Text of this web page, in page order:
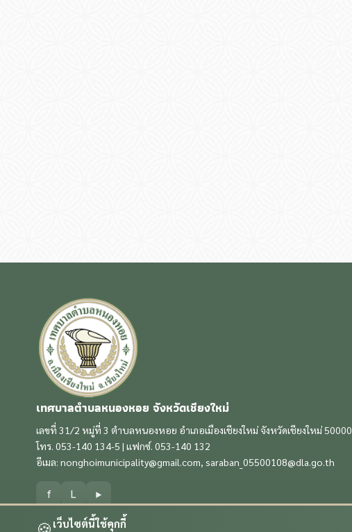
เว็บไซต์นี้ใช้คุกกี้
เทศบาลตำบลหนองหอย จังหวัดเชียงใหม่
เลขที่ 31/2 หมู่ที่ 3 ตำบลหนองหอย อำเภอเมืองเชียงใหม่ จังหวัดเชียงใหม่ 50000
โทร. 053-140 134-5 | แฟกซ์. 053-140 132
อีเมล: nonghoimunicipality@gmail.com saraban_05500108@dla.go.th
f L ▶